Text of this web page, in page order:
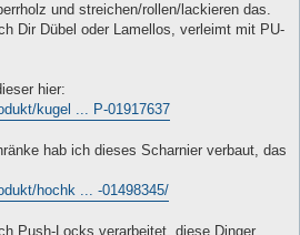
und streichen/rollen/lackieren das.
Dir Dübel oder Lamellos, verleimt mit PU-
hier:
kugel ... P-01917637
hab ich dieses Scharnier verbaut, das
hochk ... -01498345/
Push-Locks verarbeitet, diese Dinger